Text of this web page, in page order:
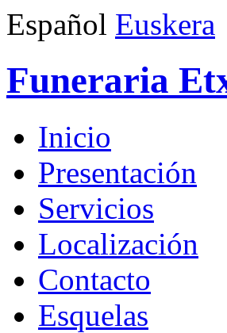
Español Euskera
Funeraria
Inicio
Presentación
Servicios
Localización
Contacto
Esquelas